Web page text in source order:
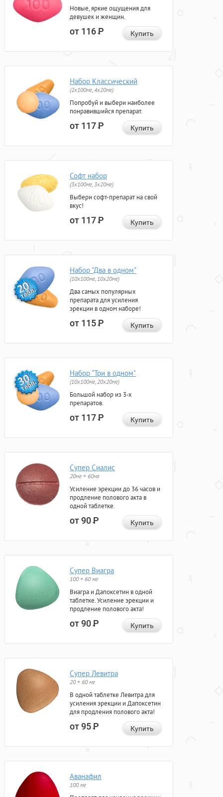
Новые, яркие ощущения для
девушек и женщин.
от 116Р Купить
Набор Классический
(2x100мг, 4x20мг)
Попробуй и выбери наиболее
понравившийся препарат.
от 117Р Купить
Софт набор
(3x100мг, 3x20мг)
Выбери софт-препарат на свой
вкус!
от 117Р Купить
Набор "Два в одном"
(10x100мг, 10x20мг)
Два самых популярных
препарата для усиления
эрекции в одном наборе!
от 115Р Купить
Набор "Три в одном"
(10x100мг, 20x20мг)
Большой набор из 3-х
препаратов.
от 117Р Купить
Супер Сиалис
20мг + 60мг
Усиление эрекции до 36 часов и
продление полового акта в
одной таблетке.
от 90Р Купить
Супер Виагра
100 + 60 мг
Виагра и Дапоксетин в одной
таблетке. Усиление эрекции и
продление полового акта!
от 90Р Купить
Супер Левитра
20 + 60 мг
В одной таблетке Левитра для
усиления эрекции и Дапоксетин
для продления полового акта!
от 95Р Купить
Аванафил
100 мг